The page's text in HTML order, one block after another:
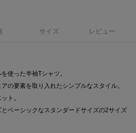
サイズ レビュー
使った半袖Tシャツ。
の要素を取り入れたシンプルなスタイル。
ト。
ベーシックなスタンダードサイズの2サイズ